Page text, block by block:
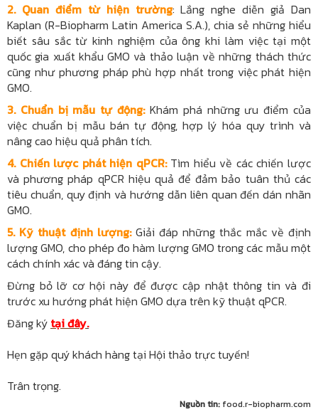
2. Quan điểm từ hiện trường: Lắng nghe diễn giả Dan
Kaplan (R-Biopharm Latin America S.A.), chia sẻ những hiểu
biết sâu sắc từ kinh nghiệm của ông khi làm việc tại một
quốc gia xuất khẩu GMO và thảo luận về những thách thức
cũng như phương pháp phù hợp nhất trong việc phát hiện
GMO.
3. Chuẩn bị mẫu tự động:Khám phá những ưu điểm của
việc chuẩn bị mẫu bán tự động, hợp lý hóa quy trình và
nâng cao hiệu quả phân tích.
4. Chiến lược phát hiện qPCR:Tìm hiểu về các chiến lược
và phương pháp qPCR hiệu quả để đảm bảo tuân thủ các
tiêu chuẩn, quy định và hướng dẫn liên quan đến dán nhãn
GMO.
5. Kỹ thuật định lượng:Giải đáp những thắc mắc về định
lượng GMO, cho phép đo hàm lượng GMO trong các mẫu một
cách chính xác và đáng tin cậy.
Đừng bỏ lỡ cơ hội này để được cập nhật thông tin và đi
trước xu hướng phát hiện GMO dựa trên kỹ thuật qPCR.
Đăng ký tại đây.
Hẹn gặp quý khách hàng tại Hội thảo trực tuyến!
Trân trọng.
Nguồn tin: food.r-biopharm.com